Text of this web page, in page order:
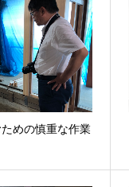
ための慎重な作業